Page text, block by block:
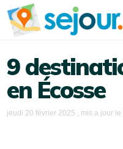
9
en Écosse
jeudi 20 février 2025 , mis a jour le